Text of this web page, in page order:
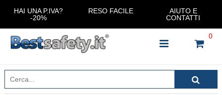
HAI UNA P.IVA?
-20%
RESO FACILE
AIUTO E
CONTATTI
0